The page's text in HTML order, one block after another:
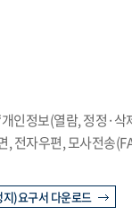
인정보(열람, 정정·삭
, 전자우편, 모사전송
)요구서 다운로드